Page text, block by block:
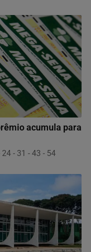
acumula para
- 31 - 43 - 54